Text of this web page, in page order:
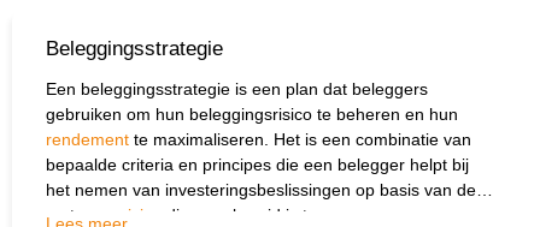
Beleggingsstrategie
Een beleggingsstrategie is een plan dat beleggers
gebruiken om hun beleggingsrisico te beheren en hun
rendement te maximaliseren. Het is een combinatie van
bepaalde criteria en principes die een belegger helpt bij
het nemen van investeringsbeslissingen op basis van de
mate van
risico die men bereid is te nemen.